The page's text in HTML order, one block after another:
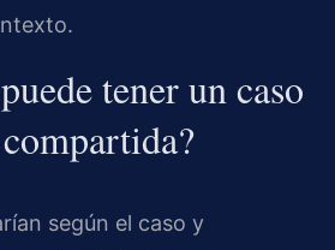
tener un caso
según el caso y